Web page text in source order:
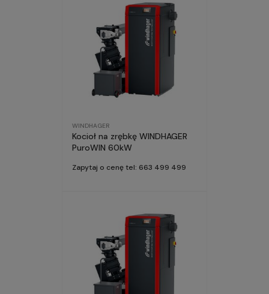
WINDHAGER
Kocioł na zrębkę WINDHAGER
PuroWIN 60kW
Zapytaj o cenę tel: 663 499 499